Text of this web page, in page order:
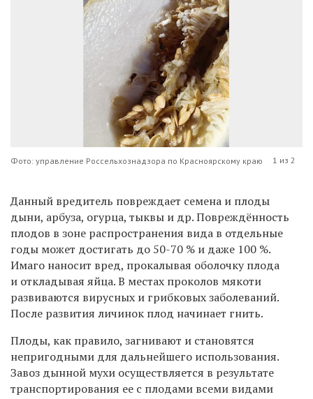
Фото: управление Россельхознадзора по Красноярскому краю 1 из 2
Данный вредитель повреждает семена и плоды
дыни, арбуза, огурца, тыквы и др. Повреждённость
плодов в зоне распространения вида в отдельные
годы может достигать до 50-70 % и даже 100 %.
Имаго наносит вред, прокалывая оболочку плода
и откладывая яйца. В местах проколов мякоти
развиваются вирусных и грибковых заболеваний.
После развития личинок плод начинает гнить.
Плоды, как правило, загнивают и становятся
непригодными для дальнейшего использования.
Завоз дынной мухи осуществляется в результате
транспортирования ее с плодами всеми видами